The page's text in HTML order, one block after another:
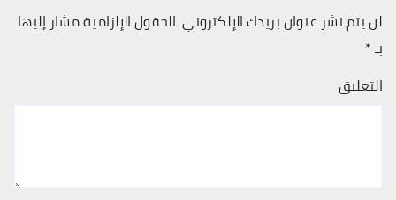
لن يتم نشر عنوان بريدك الإلكتروني. الحقول الإلزامية مشار إليها
بـ*
التعليق